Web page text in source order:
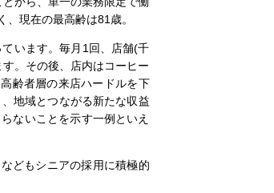
現在の最高齢は81歳。
います。毎月1回、店舗(千
。その後、店内はコーヒー
齢者層の来店ハードルを下
地域とつながる新たな収益
ないことを示す一例といえ
どもシニアの採用に積極的